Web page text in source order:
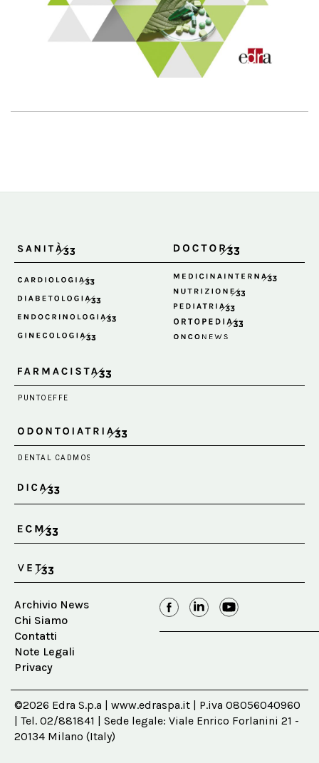
Archivio News
Chi Siamo
Contatti
Note Legali
Privacy
©2026 Edra S.p.a | www.edraspa.it | P.iva 08056040960
| Tel. 02/881841 | Sede legale: Viale Enrico Forlanini 21 -
20134 Milano (Italy)